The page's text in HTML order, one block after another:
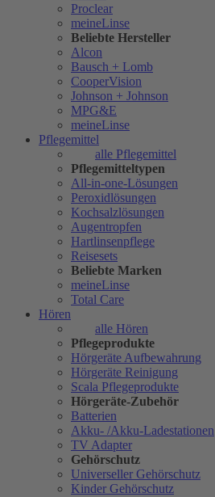
Proclear
meineLinse
Beliebte Hersteller
Alcon
Bausch + Lomb
CooperVision
Johnson + Johnson
MPG&E
meineLinse
Pflegemittel
alle Pflegemittel
Pflegemitteltypen
All-in-one-Lösungen
Peroxidlösungen
Kochsalzlösungen
Augentropfen
Hartlinsenpflege
Reisesets
Beliebte Marken
meineLinse
Total Care
Hören
alle Hören
Pflegeprodukte
Hörgeräte Aufbewahrung
Hörgeräte Reinigung
Scala Pflegeprodukte
Hörgeräte-Zubehör
Batterien
Akku- /Akku-Ladestationen
TV Adapter
Gehörschutz
Universeller Gehörschutz
Kinder Gehörschutz